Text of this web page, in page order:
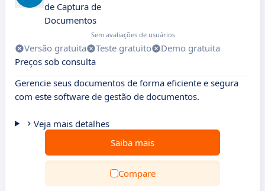
de Captura de
Documentos
Sem avaliações de usuários
Versão gratuita Teste gratuito
Demo gratuita
Preços sob consulta
Gerencie seus documentos de forma eficiente e segura
com este software de gestão de documentos.
Veja mais detalhes
Saiba mais
Compare